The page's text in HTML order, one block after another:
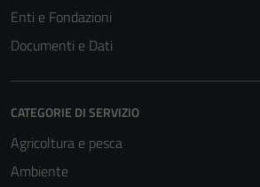
Enti e Fondazioni
Documenti e Dati
CATEGORIE DI SERVIZIO
Agricoltura e pesca
Ambiente